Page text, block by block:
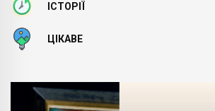
ІСТОРІЇ
ЦІКАВЕ